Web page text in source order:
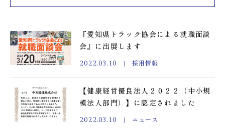
『愛知県トラック協会による就職面談
会』に出展します
2022.03.10 採用情報
【健康経営優良法人２０２２（中小規
模法人部門）】に認定されました
2022.03.10 ニュース